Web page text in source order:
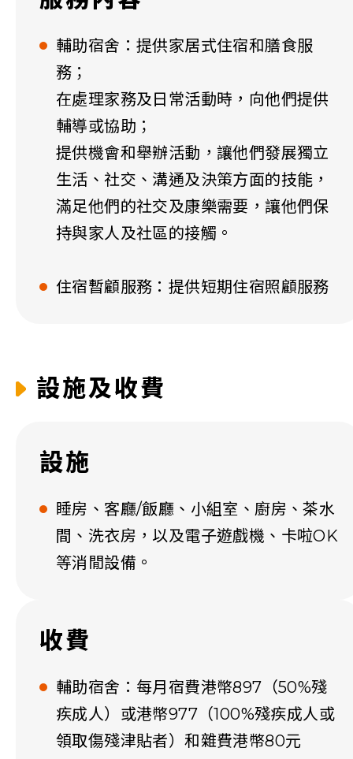
輔助宿舍：提供家居式住宿和膳食服
務；
在處理家務及日常活動時，向他們提供
輔導或協助；
提供機會和舉辦活動，讓他們發展獨立
生活、社交、溝通及決策方面的技能，
滿足他們的社交及康樂需要，讓他們保
持與家人及社區的接觸。
住宿暫顧服務：提供短期住宿照顧服務
設施及收費
設施
睡房、客廳/飯廳、小組室、廚房、茶水
間、洗衣房，以及電子遊戲機、卡啦OK
等消閒設備。
收費
輔助宿舍：每月宿費港幣897（50%殘
疾成人）或港幣977（100%殘疾成人或
領取傷殘津貼者）和雜費港幣80元